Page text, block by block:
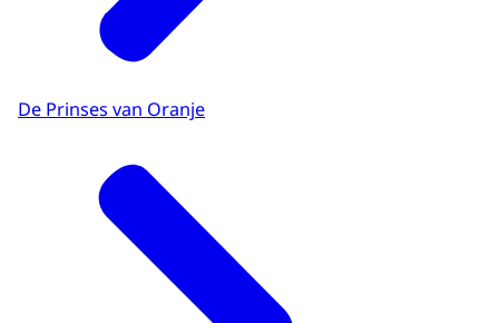
De Prinses van Oranje